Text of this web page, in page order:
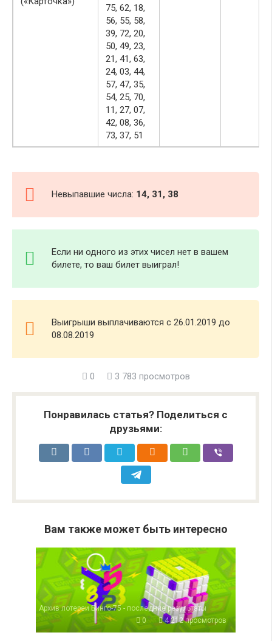
75, 62, 18,
56, 55, 58,
39, 72, 20,
50, 49, 23,
21, 41, 63,
24, 03, 44,
57, 47, 35,
54, 25, 70,
11, 27, 07,
42, 08, 36,
73, 37, 51
Невыпавшие числа: 14, 31, 38
Если ни одного из этих чисел нет в вашем
билете, то ваш билет выиграл!
Выигрыши выплачиваются с 26.01.2019 до
08.08.2019
0 3 783 просмотров
Понравилась статья? Поделиться с
друзьями:
Вам также может быть интересно
Архив лотереи Бинго-75 - последние результаты
0
4 212 просмотров